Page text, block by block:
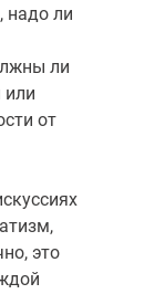
надо ли
ли
или
от
это